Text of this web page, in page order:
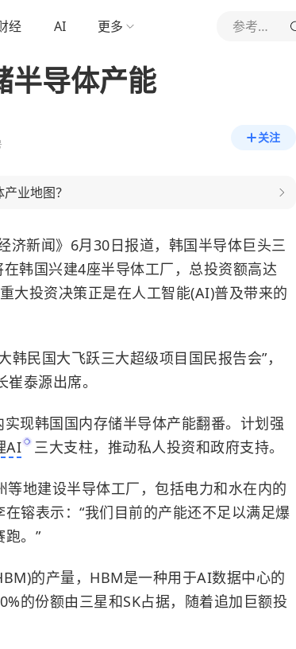
经 AI 更多 参考消息
半导体产能
关注
业地图？
济新闻》6月30日报道，韩国半导体巨头三
韩国兴建4座半导体工厂，总投资额高达
大投资决策正是在人工智能(AI)普及带来的
民国大飞跃三大超级项目国民报告会”，
崔泰源出席。
现韩国国内存储半导体产能翻番。计划强
AI 三大支柱，推动私人投资和政府支持。
等地建设半导体工厂，包括电力和水在内的
镕表示：“我们目前的产能还不足以满足爆
。”
的产量，HBM是一种用于AI数据中心的
的份额由三星和SK占据，随着追加巨额投